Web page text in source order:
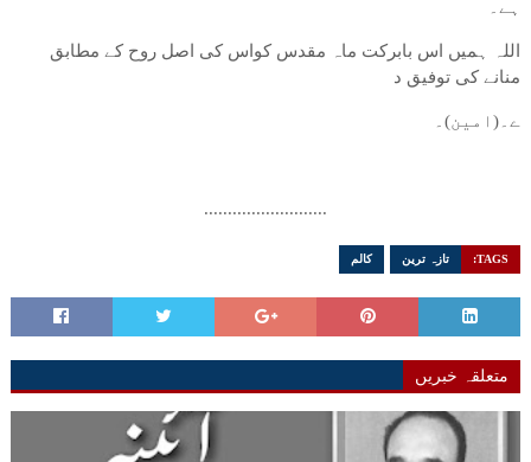
ہے۔
اللہ ہمیں اس بابرکت ماہ مقدس کواس کی اصل روح کے مطابق
منانے کی توفیق د
ے۔(امین)۔
..........................
TAGS: تازہ ترین کالم
متعلقہ خبریں